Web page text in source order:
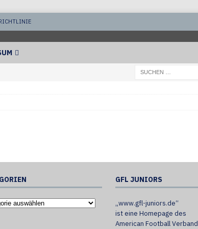
GFL JUNIORS
„www.gfl-juniors.de“
ist eine Homepage des
American Football Verband